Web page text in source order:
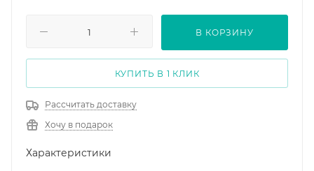
В КОРЗИНУ
КУПИТЬ В 1 КЛИК
Рассчитать доставку
Хочу в подарок
Характеристики